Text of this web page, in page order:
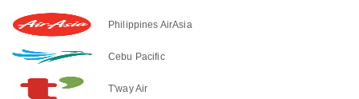
Philippines AirAsia
Cebu Pacific
T'way Air